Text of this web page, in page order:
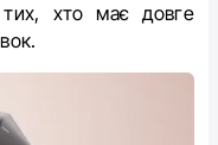
хто має довге